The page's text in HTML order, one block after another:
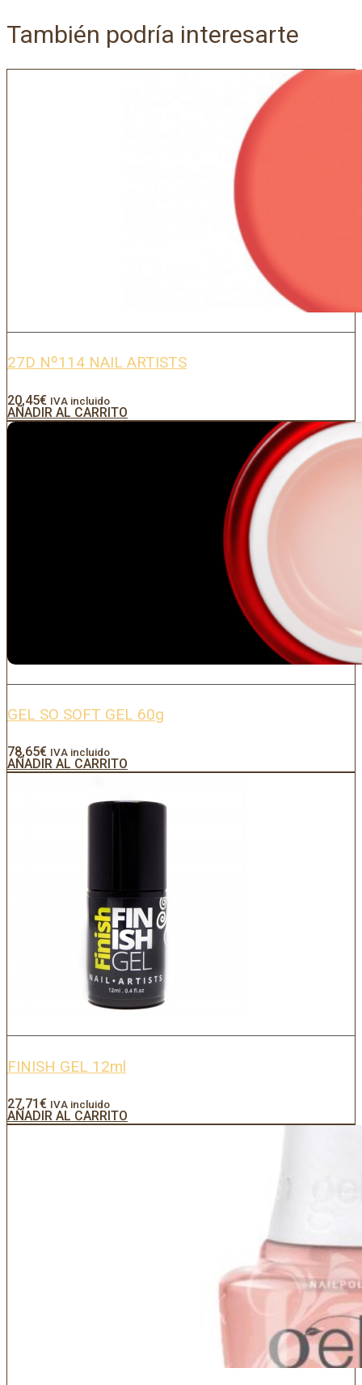
También podría interesarte
27D Nº114 NAIL ARTISTS
20,45€ IVA incluido
AÑADIR AL CARRITO
GEL SO SOFT GEL 60g
78,65€ IVA incluido
AÑADIR AL CARRITO
FINISH GEL 12ml
27,71€ IVA incluido
AÑADIR AL CARRITO